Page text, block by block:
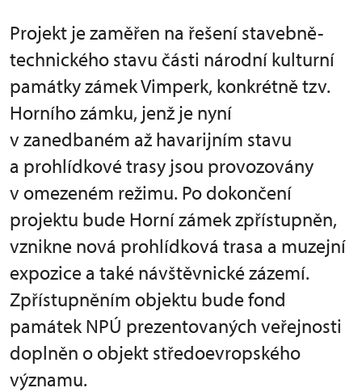
Projekt je zaměřen na řešení stavebně-
technického stavu části národní kulturní
památky zámek Vimperk, konkrétně tzv.
Horního zámku, jenž je nyní
v zanedbaném až havarijním stavu
a prohlídkové trasy jsou provozovány
v omezeném režimu. Po dokončení
projektu bude Horní zámek zpřístupněn,
vznikne nová prohlídková trasa a muzejní
expozice a také návštěvnické zázemí.
Zpřístupněním objektu bude fond
památek NPÚ prezentovaných veřejnosti
doplněn o objekt středoevropského
významu.